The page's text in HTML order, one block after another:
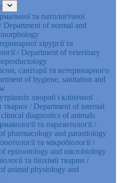
та патологічної
Department of normal and
хірургії та
/ Department of veterinary
санітарії та ветеринарного
of hygiene, sanitation and
хвороб і клінічної
тварин / Department of internal
clinical diagnostics of animals
та паразитології /
pharmacology and parasitology
та мікробіології /
epizootology and microbiology
та біохімії тварин /
animal physiology and